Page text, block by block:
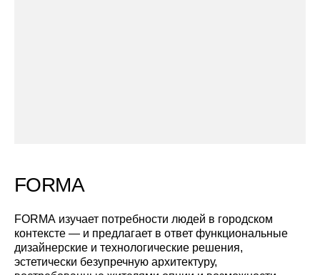
FORMA
FORMA изучает потребности людей в городском
контексте — и предлагает в ответ функциональные
дизайнерские и технологические решения,
эстетически безупречную архитектуру,